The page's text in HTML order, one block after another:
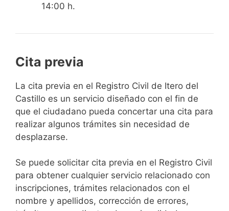
14:00 h.
Cita previa
​​​​​​​​​​​​​​​​​​​​​​​​​​​​La cita previa en el Registro Civil de Itero del
Castillo es un servicio diseñado con el fin de
que el ciudadano pueda concertar una cita para
realizar algunos trámites sin necesidad de
desplazarse.​
Se puede solicitar cita previa en el Registro Civil
para obtener cualquier servicio relacionado con
inscripciones, trámites relacionados con el
nombre y apellidos, corrección de errores,